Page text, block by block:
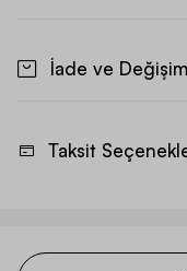
İade ve Değişim
Taksit